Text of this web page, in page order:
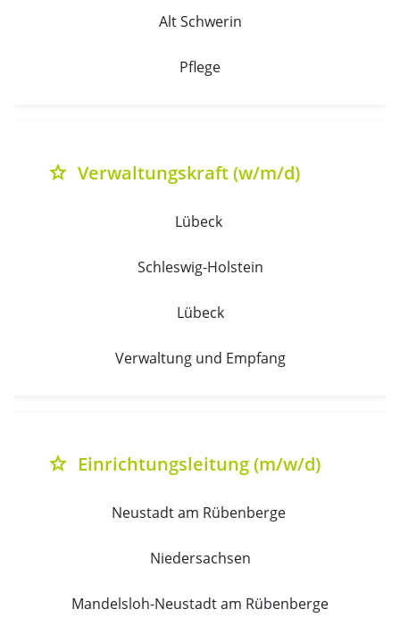
Alt Schwerin
Pflege
grade Verwaltungskraft (w/m/d)
Lübeck
Schleswig-Holstein
Lübeck
Verwaltung und Empfang
grade Einrichtungsleitung (m/w/d)
Neustadt am Rübenberge
Niedersachsen
Mandelsloh-Neustadt am Rübenberge